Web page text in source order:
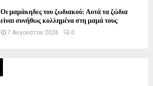
Οι μαμάκηδες του ζωδιακού: Αυτά τα ζώδια
είναι συνήθως κολλημένα στη μαμά τους
7 Αυγούστου 2026 0